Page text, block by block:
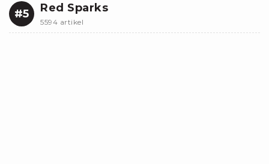
#5 Red Sparks
5594 artikel